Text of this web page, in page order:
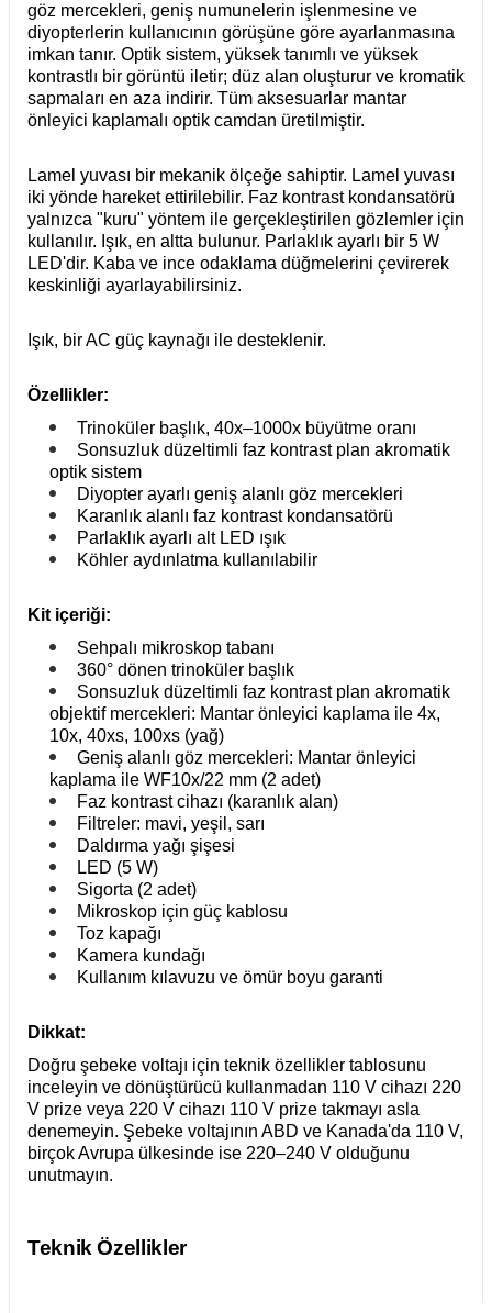
göz mercekleri, geniş numunelerin işlenmesine ve
diyopterlerin kullanıcının görüşüne göre ayarlanmasına
imkan tanır. Optik sistem, yüksek tanımlı ve yüksek
kontrastlı bir görüntü iletir; düz alan oluşturur ve kromatik
sapmaları en aza indirir. Tüm aksesuarlar mantar
önleyici kaplamalı optik camdan üretilmiştir.
Lamel yuvası bir mekanik ölçeğe sahiptir. Lamel yuvası
iki yönde hareket ettirilebilir. Faz kontrast kondansatörü
yalnızca "kuru" yöntem ile gerçekleştirilen gözlemler için
kullanılır. Işık, en altta bulunur. Parlaklık ayarlı bir 5 W
LED'dir. Kaba ve ince odaklama düğmelerini çevirerek
keskinliği ayarlayabilirsiniz.
Işık, bir AC güç kaynağı ile desteklenir.
Özellikler:
Trinoküler başlık, 40x–1000x büyütme oranı
Sonsuzluk düzeltimli faz kontrast plan akromatik
optik sistem
Diyopter ayarlı geniş alanlı göz mercekleri
Karanlık alanlı faz kontrast kondansatörü
Parlaklık ayarlı alt LED ışık
Köhler aydınlatma kullanılabilir
Kit içeriği:
Sehpalı mikroskop tabanı
360° dönen trinoküler başlık
Sonsuzluk düzeltimli faz kontrast plan akromatik
objektif mercekleri: Mantar önleyici kaplama ile 4x,
10x, 40xs, 100xs (yağ)
Geniş alanlı göz mercekleri: Mantar önleyici
kaplama ile WF10x/22 mm (2 adet)
Faz kontrast cihazı (karanlık alan)
Filtreler: mavi, yeşil, sarı
Daldırma yağı şişesi
LED (5 W)
Sigorta (2 adet)
Mikroskop için güç kablosu
Toz kapağı
Kamera kundağı
Kullanım kılavuzu ve ömür boyu garanti
Dikkat:
Doğru şebeke voltajı için teknik özellikler tablosunu
inceleyin ve dönüştürücü kullanmadan 110 V cihazı 220
V prize veya 220 V cihazı 110 V prize takmayı asla
denemeyin. Şebeke voltajının ABD ve Kanada'da 110 V,
birçok Avrupa ülkesinde ise 220–240 V olduğunu
unutmayın.
Teknik Özellikler